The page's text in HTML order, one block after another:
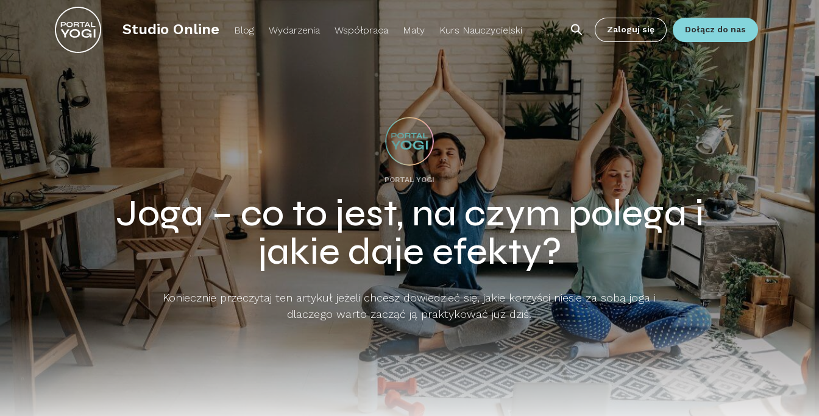
Studio Online Blog Wydarzenia Współpraca Maty Kurs Nauczycielski Zaloguj się Dołącz do nas
PORTAL YOGI
Joga – co to jest, na czym polega i
jakie daje efekty?
Koniecznie przeczytaj ten artykuł jeżeli chcesz dowiedzieć się, jakie korzyści niesie za sobą joga i
dlaczego warto zacząć ją praktykować już dziś.